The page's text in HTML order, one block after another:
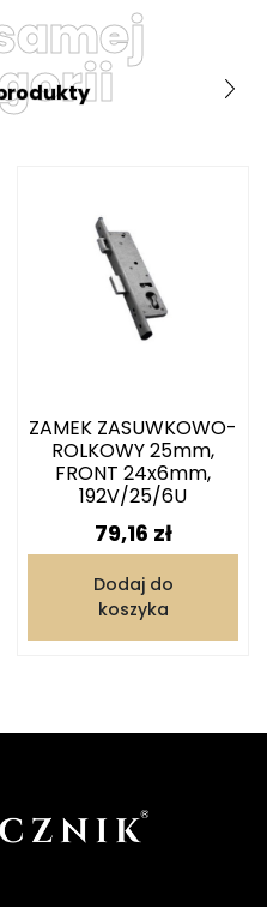
ZAMEK ZASUWKOWO-
ROLKOWY 25mm,
FRONT 24x6mm,
192V/25/6U
Cena
79,16 zł
Dodaj do
koszyka